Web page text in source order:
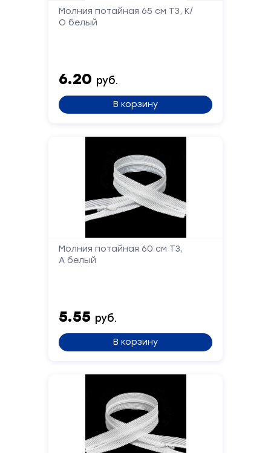
Молния потайная 65 см Т3, К/
О белый
6.20 руб.
В корзину
Молния потайная 60 см Т3,
А белый
5.55 руб.
В корзину
вам
Телефон